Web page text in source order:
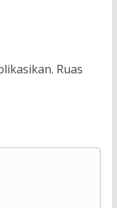
Ruas